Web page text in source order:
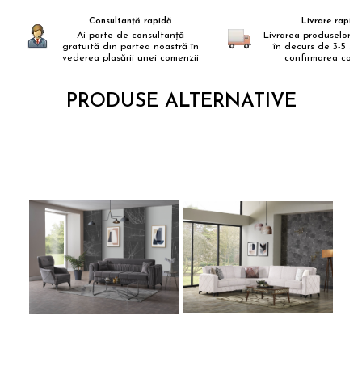
Consultanță rapidă
Ai parte de consultanță
gratuită din partea noastră în
vederea plasării unei comenzii
Livrare rapidă
Livrarea produselor
în decurs de 3-5
confirmarea
PRODUSE ALTERNATIVE